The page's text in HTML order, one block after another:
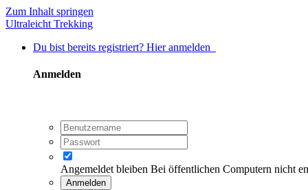
Zum Inhalt springen
Ultraleicht Trekking
Du bist bereits registriert? Hier anmelden
Anmelden
Angemeldet bleiben Bei öffentlichen Computern nicht
Anmelden